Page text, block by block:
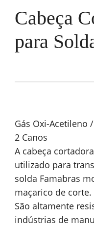
Cabeça
para
Gás Oxi-Acetileno
2 Canos
A cabeça
utilizado para
solda Famabras
maçarico de corte.
São altamente
indústrias de